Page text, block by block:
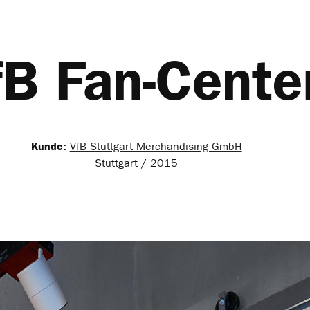
Fan-
Kunde: VfB Stuttgart Merchandising GmbH
Stuttgart / 2015